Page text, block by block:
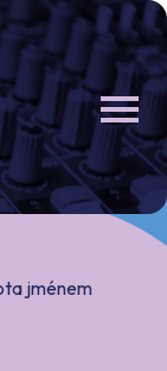
jménem